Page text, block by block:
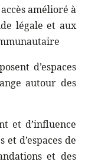
amélioré à
légale et aux
d’espaces
autour des
et d’influence
d’espaces de
et des